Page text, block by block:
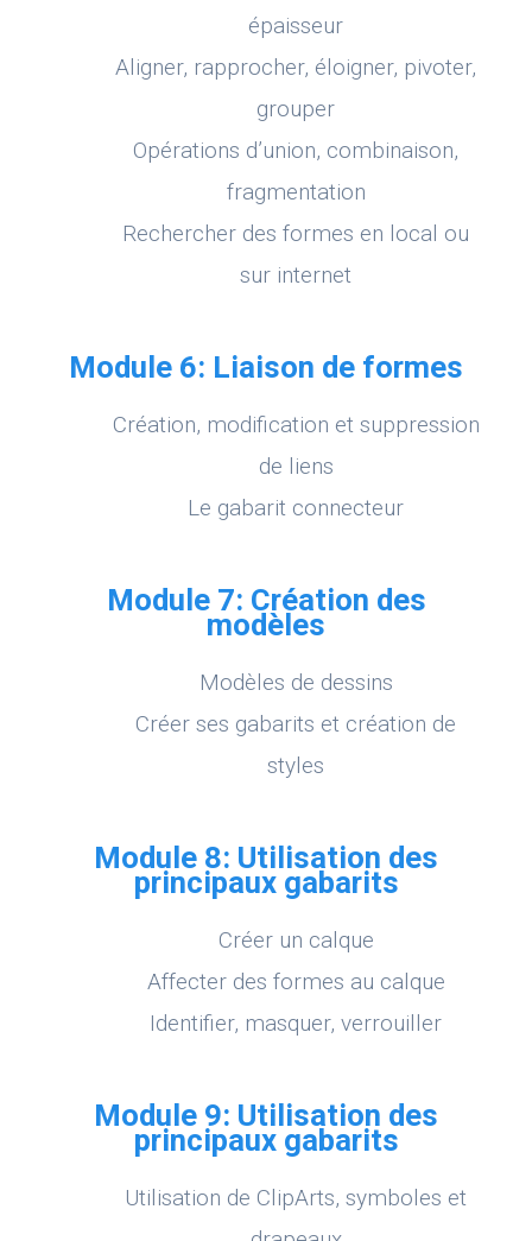
épaisseur
Aligner, rapprocher, éloigner, pivoter,
grouper
Opérations d’union, combinaison,
fragmentation
Rechercher des formes en local ou
sur internet
Module 6: Liaison de formes
Création, modification et suppression
de liens
Le gabarit connecteur
Module 7: Création des
modèles
Modèles de dessins
Créer ses gabarits et création de
styles
Module 8: Utilisation des
principaux gabarits
Créer un calque
Affecter des formes au calque
Identifier, masquer, verrouiller
Module 9: Utilisation des
principaux gabarits
Utilisation de ClipArts, symboles et